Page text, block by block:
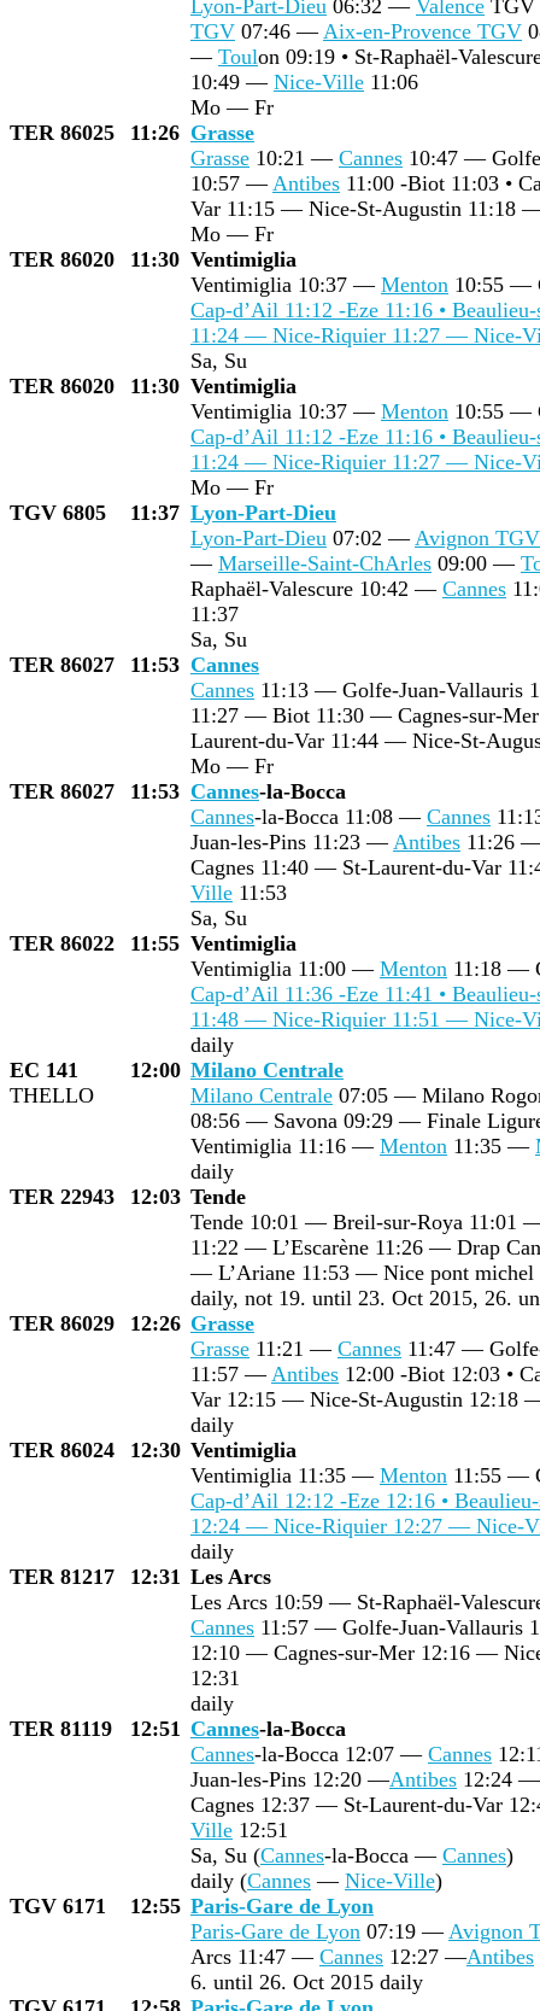
Lyon-Part-Dieu 06:32 — Valence TGV
TGV 07:46 — Aix-en-Provence TGV
— Toulon 09:19 • St-Raphaël-
10:49 — Nice-Ville 11:06
Mo — Fr
TER 86025
11:26 Grasse
Grasse 10:21 — Cannes 10:47 —
10:57 — Antibes 11:00 -Biot 11:03 •
Var 11:15 — Nice-St-Augustin 11:18
Mo — Fr
TER 86020
11:30 Ventimiglia
Ventimiglia 10:37 — Menton 10:55 —
Cap-d’Ail 11:12 -Eze 11:16 •
11:24 — Nice-Riquier 11:27 — Nice-
Sa, Su
TER 86020
11:30 Ventimiglia
Ventimiglia 10:37 — Menton 10:55 —
Cap-d’Ail 11:12 -Eze 11:16 •
11:24 — Nice-Riquier 11:27 — Nice-
Mo — Fr
TGV 6805
11:37 Lyon-Part-Dieu
Lyon-Part-Dieu 07:02 — Avignon TGV
— Marseille-Saint-ChArles 09:00 —
Raphaël-Valescure 10:42 — Cannes
11:37
Sa, Su
TER 86027
11:53 Cannes
Cannes 11:13 — Golfe-Juan-Vallauris
11:27 — Biot 11:30 — Cagnes-sur-
Laurent-du-Var 11:44 — Nice-St-
Mo — Fr
TER 86027
11:53 Cannes-la-Bocca
Cannes-la-Bocca 11:08 — Cannes
Juan-les-Pins 11:23 — Antibes 11:26 —
Cagnes 11:40 — St-Laurent-du-Var
Ville 11:53
Sa, Su
TER 86022
11:55 Ventimiglia
Ventimiglia 11:00 — Menton 11:18 —
Cap-d’Ail 11:36 -Eze 11:41 •
11:48 — Nice-Riquier 11:51 — Nice-
daily
EC 141
THELLO
12:00 Milano Centrale
Milano Centrale 07:05 — Milano
08:56 — Savona 09:29 — Finale
Ventimiglia 11:16 — Menton 11:35 —
daily
TER 22943
12:03 Tende
Tende 10:01 — Breil-sur-Roya 11:01
11:22 — L’Escarène 11:26 — Drap
— L’Ariane 11:53 — Nice pont
daily, not 19. until 23. Oct 2015, 26.
TER 86029
12:26 Grasse
Grasse 11:21 — Cannes 11:47 —
11:57 — Antibes 12:00 -Biot 12:03 •
Var 12:15 — Nice-St-Augustin 12:18
daily
TER 86024
12:30 Ventimiglia
Ventimiglia 11:35 — Menton 11:55 —
Cap-d’Ail 12:12 -Eze 12:16 •
12:24 — Nice-Riquier 12:27 — Nice-
daily
TER 81217
12:31 Les Arcs
Les Arcs 10:59 — St-Raphaël-
Cannes 11:57 — Golfe-Juan-Vallauris
12:10 — Cagnes-sur-Mer 12:16 —
12:31
daily
TER 81119
12:51 Cannes-la-Bocca
Cannes-la-Bocca 12:07 — Cannes
Juan-les-Pins 12:20 —Antibes 12:24 —
Cagnes 12:37 — St-Laurent-du-Var
Ville 12:51
Sa, Su (Cannes-la-Bocca — Cannes)
daily (Cannes — Nice-Ville)
TGV 6171
12:55 Paris-Gare de Lyon
Paris-Gare de Lyon 07:19 — Avignon
Arcs 11:47 — Cannes 12:27 —Antibes
6. until 26. Oct 2015 daily